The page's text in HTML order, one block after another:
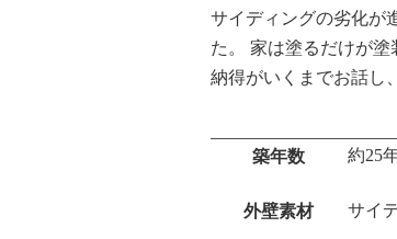
サイディングの劣化が
た。 家は塗るだけが塗
納得がいくまでお話し
築年数 約25
外壁素材 サイ